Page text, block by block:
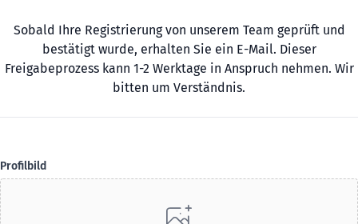
Sobald Ihre Registrierung von unserem Team geprüft und
bestätigt wurde, erhalten Sie ein E-Mail. Dieser
Freigabeprozess kann 1-2 Werktage in Anspruch nehmen. Wir
bitten um Verständnis.
Profilbild